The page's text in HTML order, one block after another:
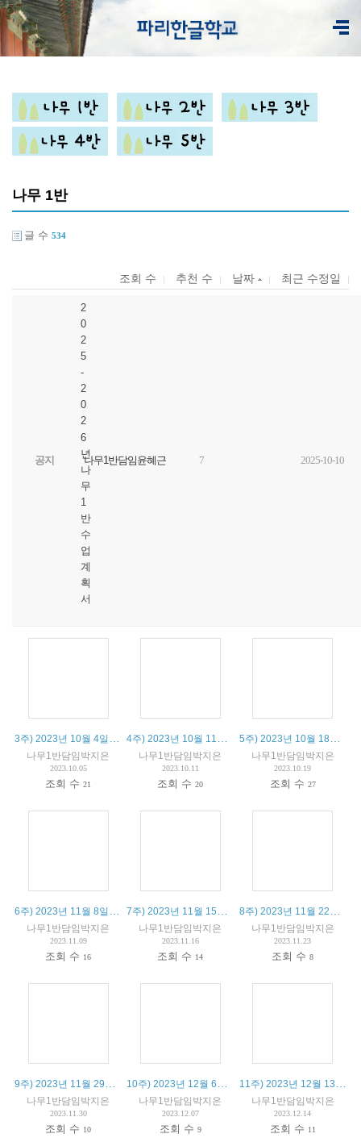
나무 1반
글 수 534
조회 수 추천 수 날짜 최근 수정일
공지
2
0
2
5
-
2
0
2
6
년
나
무
1
반
수
업
계
획
서
나무1반담임윤혜근 7 2025-10-10
나무1반담임박지은
2023.10.05
조회 수21
나무1반담임박지은
2023.10.11
조회 수20
나무1반담임박지은
2023.10.19
조회 수 27
나무1반담임박지은
2023.11.09
조회 수 16
나무1반담임박지은
2023.11.16
조회 수 14
나무1반담임박지은
2023.11.23
조회 수8
나무1반담임박지은
2023.11.30
조회 수 10
나무1반담임박지은
2023.12.07
조회 수 9
나무1반담임박지은
2023.12.14
조회 수 11